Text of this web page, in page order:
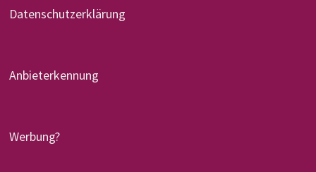
Datenschutzerklärung
Anbieterkennung
Werbung?